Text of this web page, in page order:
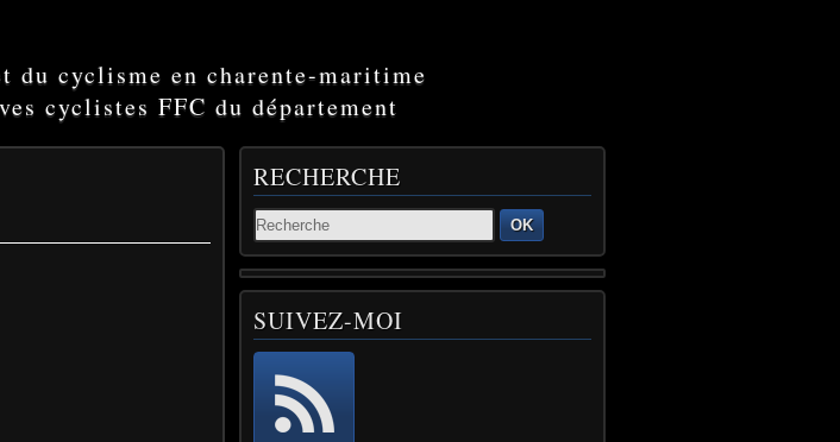
cyclisme en charente-maritime
cyclistes FFC du département
RECHERCHE
OK
SUIVEZ-MOI